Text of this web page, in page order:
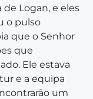
Logan, e eles
o pulso
que o Senhor
que
Ele estava
e a equipa
um